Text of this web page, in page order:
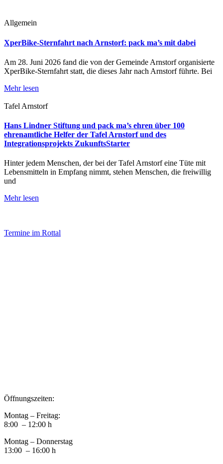
Allgemein
XperBike-Sternfahrt nach Arnstorf: pack ma’s mit dabei
Am 28. Juni 2026 fand die von der Gemeinde Arnstorf organisierte
XperBike-Sternfahrt statt, die dieses Jahr nach Arnstorf führte. Bei
Mehr lesen
Tafel Arnstorf
Hans Lindner Stiftung und pack ma’s ehren über 100
ehrenamtliche Helfer der Tafel Arnstorf und des
Integrationsprojekts ZukunftsStarter
Hinter jedem Menschen, der bei der Tafel Arnstorf eine Tüte mit
Lebensmitteln in Empfang nimmt, stehen Menschen, die freiwillig
und
Mehr lesen
Termine im Rottal
Öffnungszeiten:
Montag – Freitag:
8:00 – 12:00 h
Montag – Donnerstag
13:00 – 16:00 h